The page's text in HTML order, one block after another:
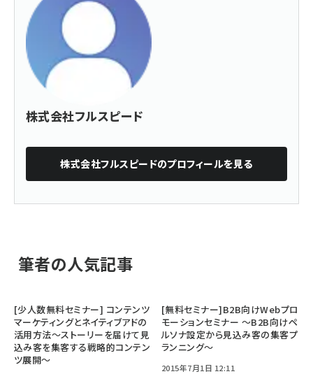
株式会社フルスピード
株式会社フルスピードのプロフィールを見る
筆者の人気記事
[少人数無料セミナー] コンテンツ
マーケティングとネイティブアドの
活用方法～ストーリーを届けて見
込み客を集客する戦略的コンテン
ツ展開～
[無料セミナー]B2B向けWebプロ
モーションセミナー ～B2B向けペ
ルソナ設定から見込み客の集客プ
ランニング～
2015年7月1日 12:11